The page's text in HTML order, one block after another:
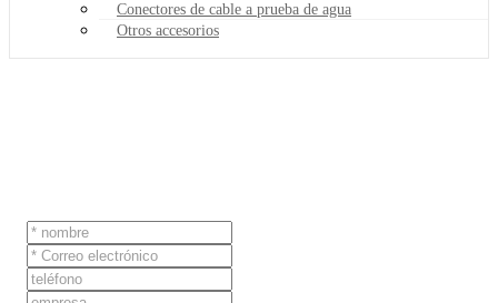
Conectores de cable a prueba de agua
Otros accesorios